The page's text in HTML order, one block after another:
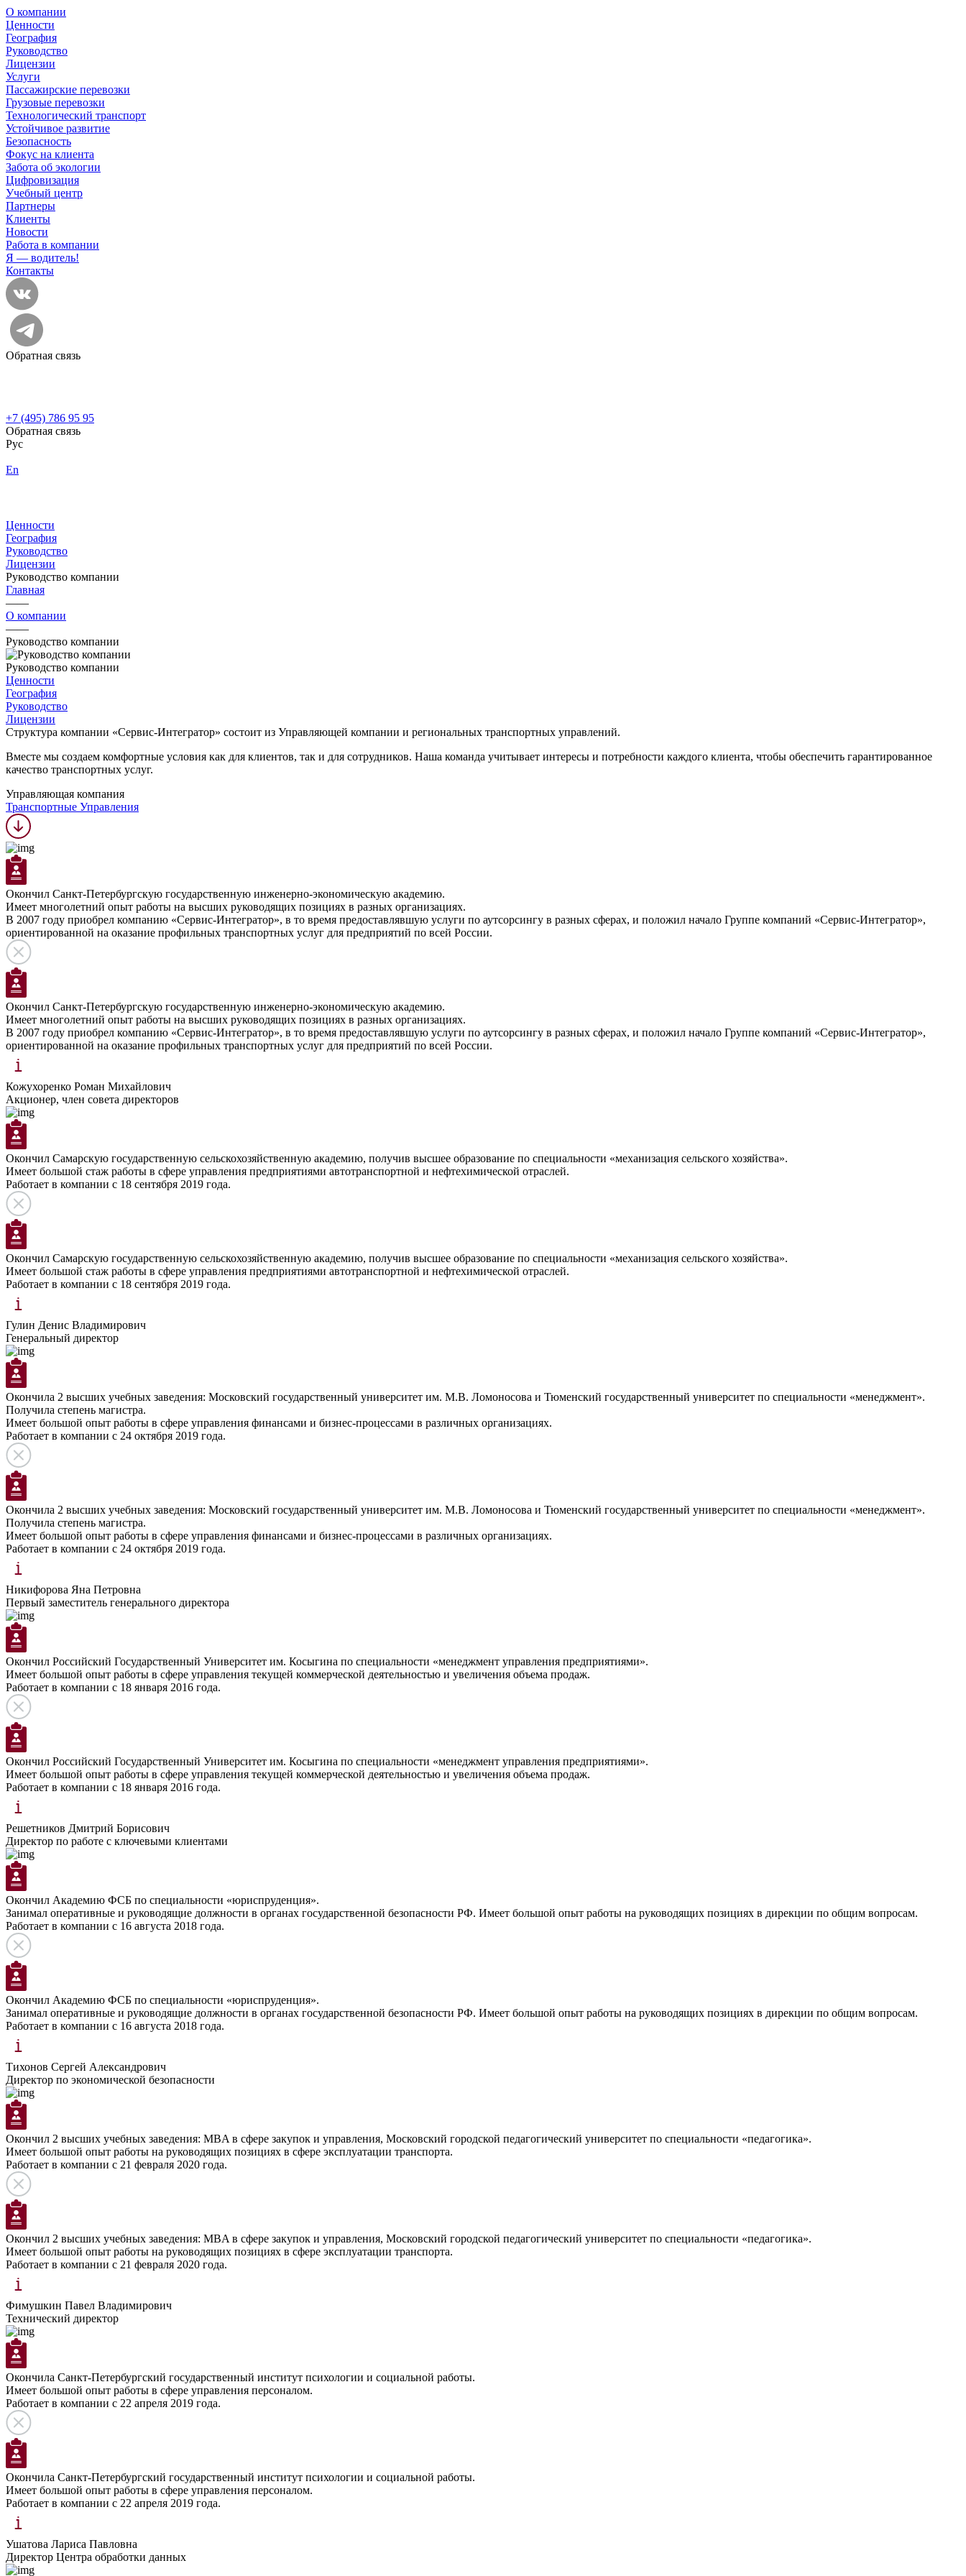
О компании
Ценности
География
Руководство
Лицензии
Услуги
Пассажирские перевозки
Грузовые перевозки
Технологический транспорт
Устойчивое развитие
Безопасность
Фокус на клиента
Забота об экологии
Цифровизация
Учебный центр
Партнеры
Клиенты
Новости
Работа в компании
Я — водитель!
Контакты
Обратная связь
+7 (495) 786 95 95
Обратная связь
Рус
En
Ценности
География
Руководство
Лицензии
Руководство компании
Главная
——
О компании
——
Руководство компании
Руководство компании
Ценности
География
Руководство
Лицензии
Структура компании «Сервис-Интегратор» состоит из Управляющей компании и региональных транспортных управлений.
Вместе мы создаем комфортные условия как для клиентов, так и для сотрудников. Наша команда учитывает интересы и потребности каждого клиента, чтобы обеспечить гарантированное
качество транспортных услуг.
Управляющая компания
Транспортные Управления
Окончил Санкт-Петербургскую государственную инженерно-экономическую академию.
Имеет многолетний опыт работы на высших руководящих позициях в разных организациях.
В 2007 году приобрел компанию «Сервис-Интегратор», в то время предоставлявшую услуги по аутсорсингу в разных сферах, и положил начало Группе компаний «Сервис-Интегратор»,
ориентированной на оказание профильных транспортных услуг для предприятий по всей России.
Окончил Санкт-Петербургскую государственную инженерно-экономическую академию.
Имеет многолетний опыт работы на высших руководящих позициях в разных организациях.
В 2007 году приобрел компанию «Сервис-Интегратор», в то время предоставлявшую услуги по аутсорсингу в разных сферах, и положил начало Группе компаний «Сервис-Интегратор»,
ориентированной на оказание профильных транспортных услуг для предприятий по всей России.
Кожухоренко Роман Михайлович
Акционер, член совета директоров
Окончил Самарскую государственную сельскохозяйственную академию, получив высшее образование по специальности «механизация сельского хозяйства».
Имеет большой стаж работы в сфере управления предприятиями автотранспортной и нефтехимической отраслей.
Работает в компании с 18 сентября 2019 года.
Окончил Самарскую государственную сельскохозяйственную академию, получив высшее образование по специальности «механизация сельского хозяйства».
Имеет большой стаж работы в сфере управления предприятиями автотранспортной и нефтехимической отраслей.
Работает в компании с 18 сентября 2019 года.
Гулин Денис Владимирович
Генеральный директор
Окончила 2 высших учебных заведения: Московский государственный университет им. М.В. Ломоносова и Тюменский государственный университет по специальности «менеджмент».
Получила степень магистра.
Имеет большой опыт работы в сфере управления финансами и бизнес-процессами в различных организациях.
Работает в компании с 24 октября 2019 года.
Окончила 2 высших учебных заведения: Московский государственный университет им. М.В. Ломоносова и Тюменский государственный университет по специальности «менеджмент».
Получила степень магистра.
Имеет большой опыт работы в сфере управления финансами и бизнес-процессами в различных организациях.
Работает в компании с 24 октября 2019 года.
Никифорова Яна Петровна
Первый заместитель генерального директора
Окончил Российский Государственный Университет им. Косыгина по специальности «менеджмент управления предприятиями».
Имеет большой опыт работы в сфере управления текущей коммерческой деятельностью и увеличения объема продаж.
Работает в компании с 18 января 2016 года.
Окончил Российский Государственный Университет им. Косыгина по специальности «менеджмент управления предприятиями».
Имеет большой опыт работы в сфере управления текущей коммерческой деятельностью и увеличения объема продаж.
Работает в компании с 18 января 2016 года.
Решетников Дмитрий Борисович
Директор по работе с ключевыми клиентами
Окончил Академию ФСБ по специальности «юриспруденция».
Занимал оперативные и руководящие должности в органах государственной безопасности РФ. Имеет большой опыт работы на руководящих позициях в дирекции по общим вопросам.
Работает в компании с 16 августа 2018 года.
Окончил Академию ФСБ по специальности «юриспруденция».
Занимал оперативные и руководящие должности в органах государственной безопасности РФ. Имеет большой опыт работы на руководящих позициях в дирекции по общим вопросам.
Работает в компании с 16 августа 2018 года.
Тихонов Сергей Александрович
Директор по экономической безопасности
Окончил 2 высших учебных заведения: MBA в сфере закупок и управления, Московский городской педагогический университет по специальности «педагогика».
Имеет большой опыт работы на руководящих позициях в сфере эксплуатации транспорта.
Работает в компании с 21 февраля 2020 года.
Окончил 2 высших учебных заведения: MBA в сфере закупок и управления, Московский городской педагогический университет по специальности «педагогика».
Имеет большой опыт работы на руководящих позициях в сфере эксплуатации транспорта.
Работает в компании с 21 февраля 2020 года.
Фимушкин Павел Владимирович
Технический директор
Окончила Санкт-Петербургский государственный институт психологии и социальной работы.
Имеет большой опыт работы в сфере управления персоналом.
Работает в компании с 22 апреля 2019 года.
Окончила Санкт-Петербургский государственный институт психологии и социальной работы.
Имеет большой опыт работы в сфере управления персоналом.
Работает в компании с 22 апреля 2019 года.
Ушатова Лариса Павловна
Директор Центра обработки данных